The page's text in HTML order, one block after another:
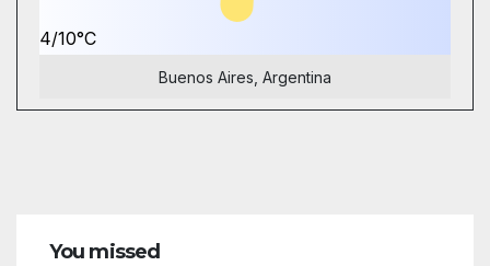
4/10°C
Buenos Aires, Argentina
You missed